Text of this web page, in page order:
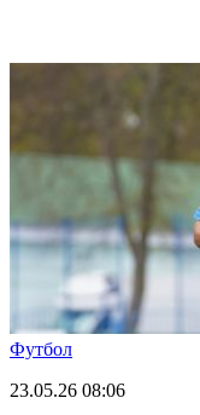
Футбол
23.05.26 08:06